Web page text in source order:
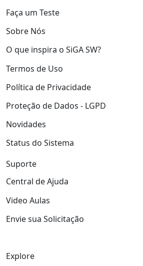
Faça um Teste
Sobre Nós
O que inspira o SiGA SW?
Termos de Uso
Política de Privacidade
Proteção de Dados - LGPD
Novidades
Status do Sistema
Suporte
Central de Ajuda
Video Aulas
Envie sua Solicitação
Explore